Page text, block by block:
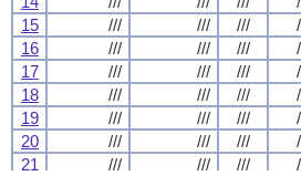
15
/// /// ///
16
/// /// ///
17
/// /// ///
18
/// /// ///
19
/// /// ///
20
/// /// ///
21
/// /// ///
15
/// /// ///
16
/// /// ///
17
/// /// ///
18
/// /// ///
19
/// /// ///
20
/// /// ///
21
/// /// ///
15
/// /// ///
16
/// /// ///
17
/// /// ///
18
/// /// ///
19
/// /// ///
20
/// /// ///
21
/// /// ///
15
/// /// ///
16
/// /// ///
17
/// /// ///
18
/// /// ///
19
/// /// ///
20
/// /// ///
21
/// /// ///